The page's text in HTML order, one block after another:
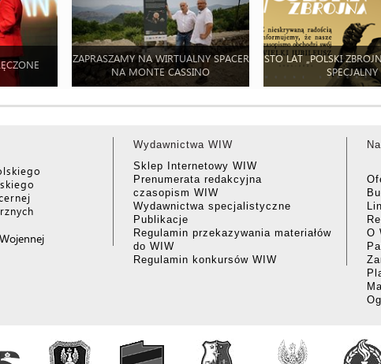
ZAPRASZAMY NA WIRTUALNY SPACER
NA MONTE CASSINO
STO LAT „POLSKI
SPECJALNY
Wydawnictwa WIW
Sklep Internetowy WIW
Prenumerata redakcyjna
czasopism WIW
Wydawnictwa specjalistyczne
Publikacje
Regulamin przekazywania materiałów
do WIW
Regulamin konkursów WIW
O